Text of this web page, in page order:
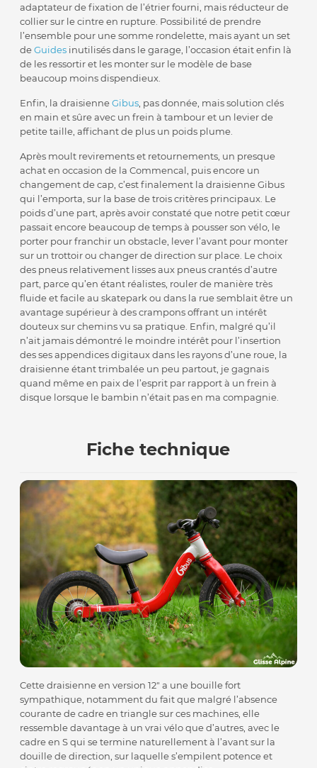
adaptateur de fixation de l’étrier fourni, mais réducteur de
collier sur le cintre en rupture. Possibilité de prendre
l’ensemble pour une somme rondelette, mais ayant un set
deGuides inutilisés dans le garage, l’occasion était enfin là
de les ressortir et les monter sur le modèle de base
beaucoup moins dispendieux.
Enfin, la draisienneGibus , pas donnée, mais solution clés
en main et sûre avec un frein à tambour et un levier de
petite taille, affichant de plus un poids plume.
Après moult revirements et retournements, un presque
achat en occasion de la Commencal, puis encore un
changement de cap, c’est finalement la draisienne Gibus
qui l’emporta, sur la base de trois critères principaux. Le
poids d’une part, après avoir constaté que notre petit cœur
passait encore beaucoup de temps à pousser son vélo, le
porter pour franchir un obstacle, lever l’avant pour monter
sur un trottoir ou changer de direction sur place. Le choix
des pneus relativement lisses aux pneus crantés d’autre
part, parce qu’en étant réalistes, rouler de manière très
fluide et facile au skatepark ou dans la rue semblait être un
avantage supérieur à des crampons offrant un intérêt
douteux sur chemins vu sa pratique. Enfin, malgré qu’il
n’ait jamais démontré le moindre intérêt pour l’insertion
des ses appendices digitaux dans les rayons d’une roue, la
draisienne étant trimbalée un peu partout, je gagnais
quand même en paix de l’esprit par rapport à un frein à
disque lorsque le bambin n’était pas en ma compagnie.
Fiche technique
Cette draisienne en version 12″ a une bouille fort
sympathique, notamment du fait que malgré l’absence
courante de cadre en triangle sur ces machines, elle
ressemble davantage à un vrai vélo que d’autres, avec le
cadre en S qui se termine naturellement à l’avant sur la
douille de direction, sur laquelle s’empilent potence et